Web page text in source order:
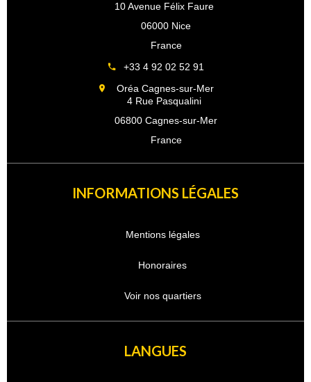
10 Avenue Félix Faure
06000 Nice
France
+33 4 92 02 52 91
Oréa Cagnes-sur-Mer
4 Rue Pasqualini
06800 Cagnes-sur-Mer
France
INFORMATIONS LÉGALES
Mentions légales
Honoraires
Voir nos quartiers
LANGUES